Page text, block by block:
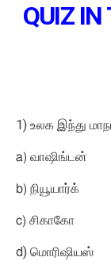
QUIZ IN
1) உலக இந்து
a) வாஷிங்டன்
b) நியூயார்க்
c) சிகாகோ
d) மொரிஷியஸ்